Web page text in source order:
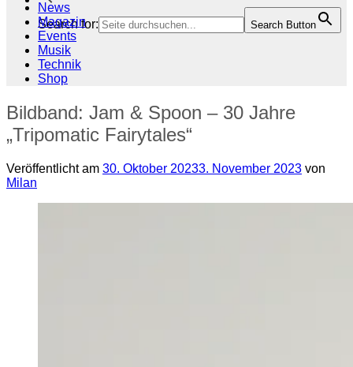
Search for: Search Button
News
Magazin
Events
Musik
Technik
Shop
Bildband: Jam & Spoon – 30 Jahre
„Tripomatic Fairytales“
Veröffentlicht am 30. Oktober 20233. November 2023 von
Milan